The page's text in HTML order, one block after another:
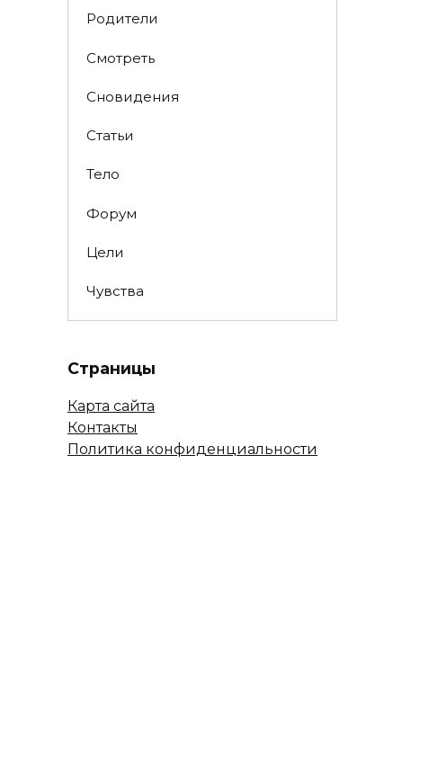
Родители
Смотреть
Сновидения
Статьи
Тело
Форум
Цели
Чувства
Страницы
Карта сайта
Контакты
Политика конфиденциальности